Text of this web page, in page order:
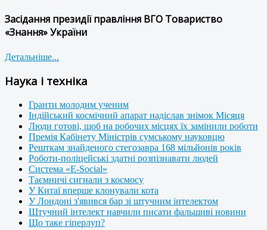
Засідання президії правління ВГО Товариство
«Знання» України
Детальніше...
Наука і техніка
Гранти молодим ученим
Індійський космічний апарат надіслав знімок Місяця
Люди готові, щоб на робочих місцях їх замінили роботи
Премія Кабінету Міністрів сумському науковцю
Решткам знайденого стегозавра 168 мільйонів років
Роботи-поліцейські здатні розпізнавати людей
Система «E-Social»
Таємничі сигнали з космосу
У Китаї вперше клонували кота
У Лондоні з'явився бар зі штучним інтелектом
Штучний інтелект навчили писати фальшиві новини
Що таке гіперлуп?